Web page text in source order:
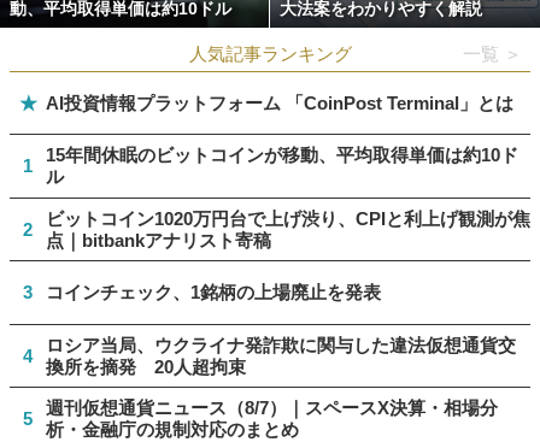
動、平均取得単価は約10ドル 大法案をわかりやすく解説
人気記事ランキング 一覧 ＞
★ AI投資情報プラットフォーム 「CoinPost Terminal」とは
1
15年間休眠のビットコインが移動、平均取得単価は約10ド
ル
2
ビットコイン1020万円台で上げ渋り、CPIと利上げ観測が焦
点｜bitbankアナリスト寄稿
3 コインチェック、1銘柄の上場廃止を発表
4
ロシア当局、ウクライナ発詐欺に関与した違法仮想通貨交
換所を摘発 20人超拘束
5
週刊仮想通貨ニュース（8/7）｜スペースX決算・相場分
析・金融庁の規制対応のまとめ